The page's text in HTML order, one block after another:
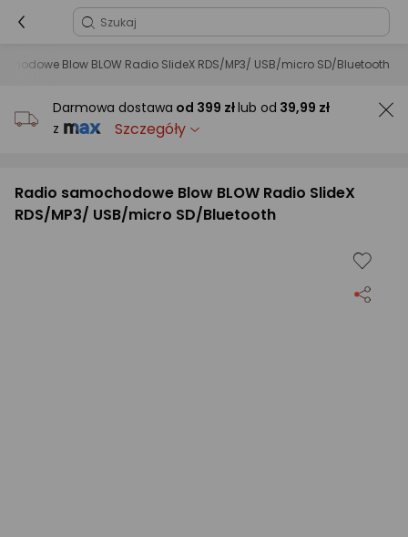
Blow BLOW Radio SlideX RDS/MP3/ USB/micro SD/Bluetooth
Darmowa dostawa od 399 złlub od 39,99 zł
z
Szczegóły
Radio samochodowe Blow BLOW Radio SlideX
RDS/MP3/ USB/micro SD/Bluetooth